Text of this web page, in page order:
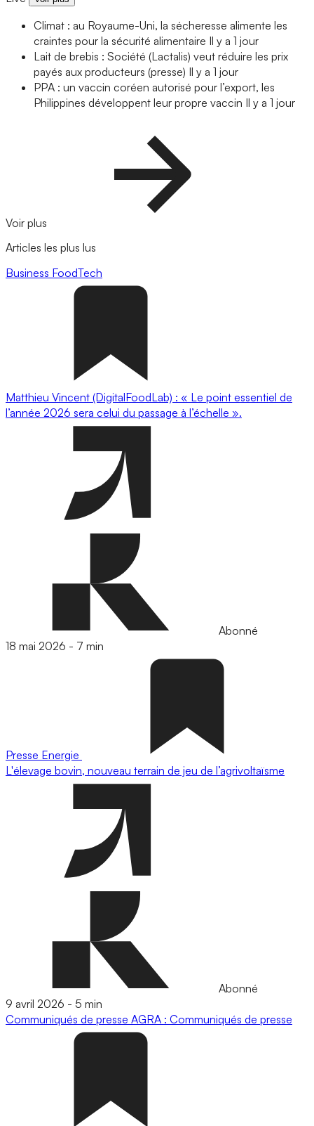
Climat : au Royaume-Uni, la sécheresse alimente les
craintes pour la sécurité alimentaire Il y a 1 jour
Lait de brebis : Société (Lactalis) veut réduire les prix
payés aux producteurs (presse) Il y a 1 jour
PPA : un vaccin coréen autorisé pour l’export, les
Philippines développent leur propre vaccin Il y a 1 jour
Voir plus
Articles les plus lus
Business FoodTech
Matthieu Vincent (DigitalFoodLab) : « Le point essentiel de
l’année 2026 sera celui du passage à l’échelle ».
Abonné
18 mai 2026 - 7 min
Presse Energie
L'élevage bovin, nouveau terrain de jeu de l’agrivoltaïsme
Abonné
9 avril 2026 - 5 min
Communiqués de presse AGRA : Communiqués de presse